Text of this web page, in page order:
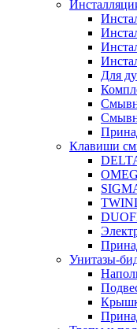
Для
Клавиши
Унитазы-